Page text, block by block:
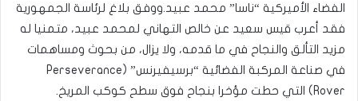
الفضاء الأميركية “ناسا” محمد عبيد.ووفق بلاغ لرئاسة الجمهورية
فقد أعرب قيس سعيد عن خالص التهاني لمحمد عبيد، متمنيا له
مزيد التألق والنجاح في ما قدمه، ولا يزال، من بحوث ومساهمات
في صناعة المركبة الفضائية “برسيفيرنس” (Perseverance
Rover) التي حطت مؤخرا بنجاح فوق سطح كوكب المريخ.